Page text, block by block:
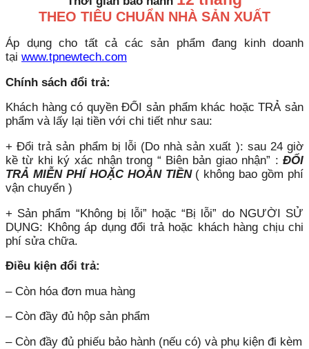
THEO TIÊU CHUẨN NHÀ SẢN XUẤT
Áp dụng cho tất cả các sản phẩm đang kinh doanh
tại www.tpnewtech.com
Chính sách đổi trả:
Khách hàng có quyền ĐỔI sản phẩm khác hoặc TRẢ sản
phẩm và lấy lại tiền với chi tiết như sau:
+ Đổi trả sản phẩm bị lỗi (Do nhà sản xuất ): sau 24 giờ
kề từ khi ký xác nhận trong “ Biên bản giao nhận” : ĐỔI
TRẢ MIỄN PHÍ HOẶC HOÀN TIỀN( không bao gồm phí
vận chuyển )
+ Sản phẩm “Không bị lỗi” hoặc “Bị lỗi” do NGƯỜI SỬ
DỤNG: Không áp dụng đổi trả hoặc khách hàng chịu chi
phí sửa chữa.
Điều kiện đổi trả:
– Còn hóa đơn mua hàng
– Còn đầy đủ hộp sản phẩm
– Còn đầy đủ phiếu bảo hành (nếu có) và phụ kiện đi kèm